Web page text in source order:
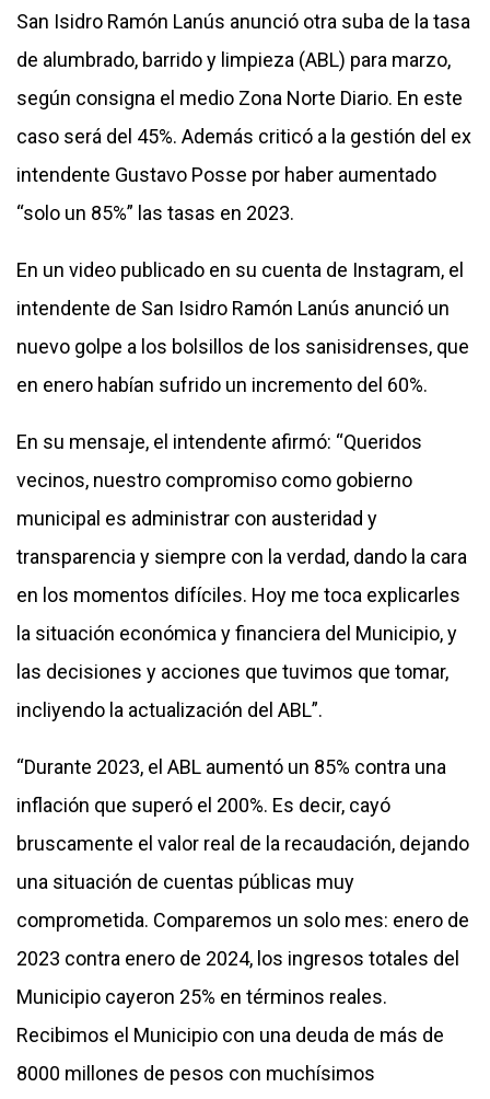
San Isidro Ramón Lanús anunció otra suba de la tasa
de alumbrado, barrido y limpieza (ABL) para marzo,
según consigna el medio Zona Norte Diario. En este
caso será del 45%. Además criticó a la gestión del ex
intendente Gustavo Posse por haber aumentado
“solo un 85%” las tasas en 2023.
En un video publicado en su cuenta de Instagram, el
intendente de San Isidro Ramón Lanús anunció un
nuevo golpe a los bolsillos de los sanisidrenses, que
en enero habían sufrido un incremento del 60%.
En su mensaje, el intendente afirmó: “Queridos
vecinos, nuestro compromiso como gobierno
municipal es administrar con austeridad y
transparencia y siempre con la verdad, dando la cara
en los momentos difíciles. Hoy me toca explicarles
la situación económica y financiera del Municipio, y
las decisiones y acciones que tuvimos que tomar,
incliyendo la actualización del ABL”.
“Durante 2023, el ABL aumentó un 85% contra una
inflación que superó el 200%. Es decir, cayó
bruscamente el valor real de la recaudación, dejando
una situación de cuentas públicas muy
comprometida. Comparemos un solo mes: enero de
2023 contra enero de 2024, los ingresos totales del
Municipio cayeron 25% en términos reales.
Recibimos el Municipio con una deuda de más de
8000 millones de pesos con muchísimos